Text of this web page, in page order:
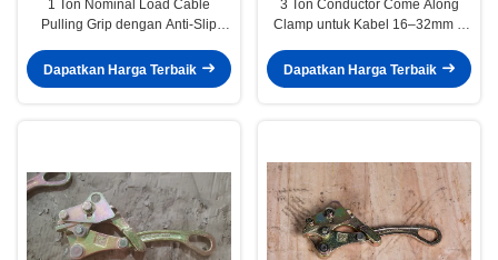
1 Ton Nominal Load Cable
Pulling Grip dengan Anti-Slip
Galvanized untuk ACSR AAC
Conductors
Dapatkan Harga Terbaik
3 Ton Conductor Come Along
Clamp untuk Kabel 16–32mm –
Kekuatan Tinggi
Dapatkan Harga Terbaik